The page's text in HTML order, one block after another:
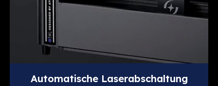
Automatische Laserabschaltung